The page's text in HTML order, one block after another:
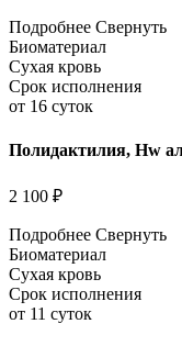
Подробнее Свернуть
Биоматериал
Сухая кровь
Срок исполнения
от 16 суток
Полидактилия, Hw
2 100 ₽
Подробнее Свернуть
Биоматериал
Сухая кровь
Срок исполнения
от 11 суток